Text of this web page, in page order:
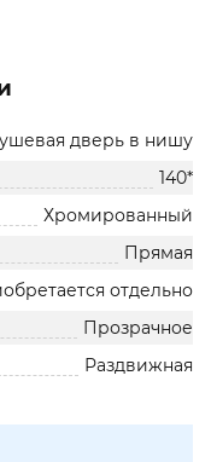
дверь в нишу
140*
Хромированный
Прямая
отдельно
Прозрачное
Раздвижная